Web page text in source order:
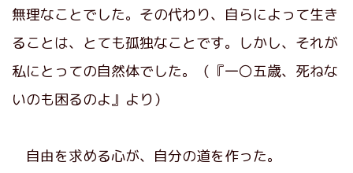
無理なことでした。その代わり、自らによって生き
ることは、とても孤独なことです。しかし、それが
私にとっての自然体でした。（『一〇五歳、死ねな
いのも困るのよ』より）
自由を求める心が、自分の道を作った。